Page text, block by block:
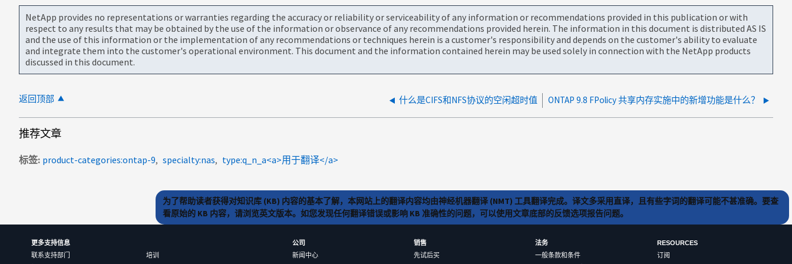
NetApp provides no representations or warranties regarding the accuracy or reliability or serviceability of any information or recommendations provided in this publication or with
respect to any results that may be obtained by the use of the information or observance of any recommendations provided herein. The information in this document is distributed AS IS
and the use of this information or the implementation of any recommendations or techniques herein is a customer's responsibility and depends on the customer's ability to evaluate
and integrate them into the customer's operational environment. This document and the information contained herein may be used solely in connection with the NetApp products
discussed in this document.
返回顶部 什么是CIFS和NFS协议的空闲超时值 ONTAP 9.8 FPolicy 共享内存实施中的新增功能是什么？
推荐文章
标签 product-categories:ontap-9 specialty:nas type:q_n_a<a>用于翻译</a>
为了帮助读者获得对知识库 (KB) 内容的基本了解，本网站上的翻译内容均由神经机器翻译 (NMT) 工具翻译完成。译文多采用直译，且有些字词的翻译可能不甚准确。要查
看原始的 KB 内容，请浏览英文版本。如您发现任何翻译错误或影响 KB 准确性的问题，可以使用文章底部的反馈选项报告问题。
更多支持信息
联系支持部门
培训
公司
新闻中心
销售
先试后买
法务
一般条款和条件
RESOURCES
订阅